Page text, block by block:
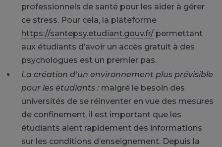
professionnels de santé pour les aider à gérer
ce stress. Pour cela, la plateforme
https://santepsy.etudiant.gouv.fr/ permettant
aux étudiants d’avoir un accès gratuit à des
psychologues est un premier pas.
La création d’un environnement plus prévisible
pour les étudiants : malgré le besoin des
universités de se réinventer en vue des mesures
de confinement, il est important que les
étudiants aient rapidement des informations
sur les conditions d’enseignement. Depuis la